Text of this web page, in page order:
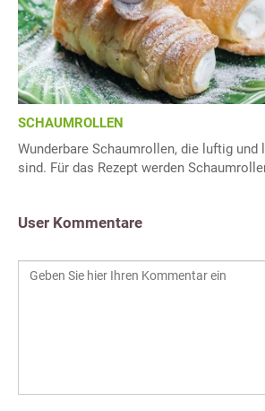
SCHAUMROLLEN
Wunderbare Schaumrollen, die luftig und
sind. Für das Rezept werden
User Kommentare